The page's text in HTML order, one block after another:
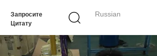
Russian
Запросите
Цитату